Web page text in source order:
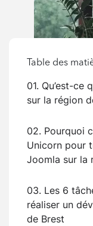
Table des
01. Qu’est-ce
sur la région
02. Pourquoi
Unicorn
Joomla sur la
03. Les 6
réaliser un
de Brest